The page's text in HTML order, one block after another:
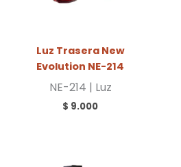
Luz Trasera New
Evolution NE-214
NE-214 | Luz
$ 9.000